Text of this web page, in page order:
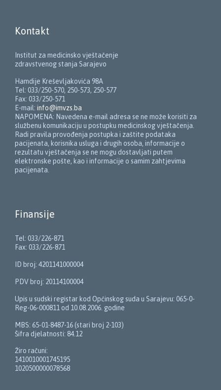
Kontakt
Institut za medicinsko vještačenje
zdravstvenog stanja Sarajevo
Hamdije Kreševljakovića 98A
Tel: 033/250-570, 250-573, 250-577
Fax: 033/250-571
E-mail: info@imvzs.ba
NAPOMENA: Navedena e-mail adresa se ne može korisiti za
službenu komunikaciju u postupku medicinskog vještačenja.
Radi pravila provođenja postupka i zaštite podataka
pacijenata, korisnika usluga i drugih osoba, informacije o
rezultatu vještačenja se ne mogu dostavljati putem
elektronske pošte, kao i informacije o samim zahtjevima
pacijenata.
Finansije
Tel: 033/226-871
Fax: 033/226-871
ID broj: 4201141000004
PDV broj: 20114100004
Upis u sudski registar kod Općinskog suda u Sarajevu: 065-0-
Reg-06-000811 od 10.08.2006. godine
MBS: 65-01-8487-16 (stari broj 2-103)
Šifra djelatnosti: 84.12
Žiro računi:
1410010001745195
1020500000078568